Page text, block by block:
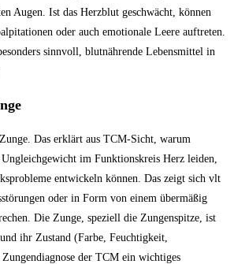
Augen. Ist das Herzblut geschwächt, können
oder auch emotionale Leere auftreten.
sinnvoll, blutnährende Lebensmittel in
Das erklärt aus TCM-Sicht, warum
im Funktionskreis Herz leiden,
entwickeln können. Das zeigt sich vlt
oder in Form von einem übermäßig
Die Zunge, speziell die Zungenspitze, ist
ihr Zustand (Farbe, Feuchtigkeit,
der TCM ein wichtiges